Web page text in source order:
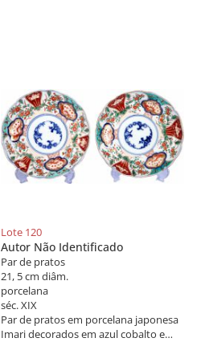
Lote 120
Autor Não Identificado
Par de pratos
21, 5 cm diâm.
porcelana
séc. XIX
Par de pratos em porcelana japonesa
Imari decorados em azul cobalto e